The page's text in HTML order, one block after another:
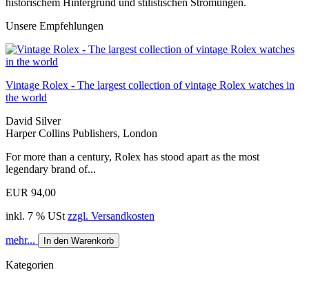
Unsere Empfehlungen
Vintage Rolex - The largest collection of vintage Rolex watches in
the world
David Silver
Harper Collins Publishers, London
For more than a century, Rolex has stood apart as the most
legendary brand of...
EUR 94,00
inkl. 7 % USt zzgl. Versandkosten
mehr... In den Warenkorb
Kategorien